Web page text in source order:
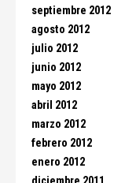
septiembre 2012
agosto 2012
julio 2012
junio 2012
mayo 2012
abril 2012
marzo 2012
febrero 2012
enero 2012